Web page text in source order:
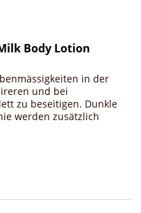
Body Lotion
in der
und bei
zu beseitigen. Dunkle
werden zusätzlich